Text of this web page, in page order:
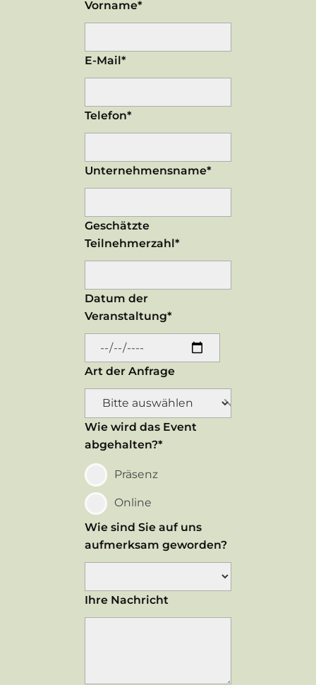
Vorname*
E-Mail*
Telefon*
Unternehmensname*
Geschätzte
Teilnehmerzahl*
Datum der
Veranstaltung*
Art der Anfrage
Wie wird das Event
abgehalten?*
Präsenz
Online
Wie sind Sie auf uns
aufmerksam geworden?
Ihre Nachricht